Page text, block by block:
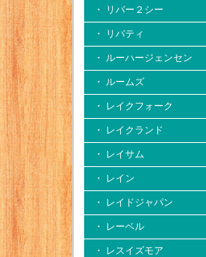
・ リバー２シー
・ リバティ
・ ルーハージェンセン
・ ルームズ
・ レイクフォーク
・ レイクランド
・ レイサム
・ レイン
・ レイドジャパン
・ レーベル
・ レスイズモア